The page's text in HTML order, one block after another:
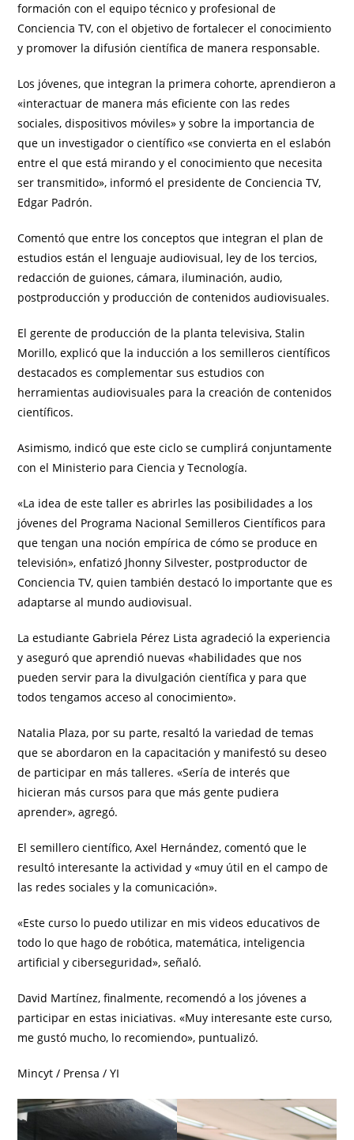
formación con el equipo técnico y profesional de
Conciencia TV, con el objetivo de fortalecer el conocimiento
y promover la difusión científica de manera responsable.
Los jóvenes, que integran la primera cohorte, aprendieron a
«interactuar de manera más eficiente con las redes
sociales, dispositivos móviles» y sobre la importancia de
que un investigador o científico «se convierta en el eslabón
entre el que está mirando y el conocimiento que necesita
ser transmitido», informó el presidente de Conciencia TV,
Edgar Padrón.
Comentó que entre los conceptos que integran el plan de
estudios están el lenguaje audiovisual, ley de los tercios,
redacción de guiones, cámara, iluminación, audio,
postproducción y producción de contenidos audiovisuales.
El gerente de producción de la planta televisiva, Stalin
Morillo, explicó que la inducción a los semilleros científicos
destacados es complementar sus estudios con
herramientas audiovisuales para la creación de contenidos
científicos.
Asimismo, indicó que este ciclo se cumplirá conjuntamente
con el Ministerio para Ciencia y Tecnología.
«La idea de este taller es abrirles las posibilidades a los
jóvenes del Programa Nacional Semilleros Científicos para
que tengan una noción empírica de cómo se produce en
televisión», enfatizó Jhonny Silvester, postproductor de
Conciencia TV, quien también destacó lo importante que es
adaptarse al mundo audiovisual.
La estudiante Gabriela Pérez Lista agradeció la experiencia
y aseguró que aprendió nuevas «habilidades que nos
pueden servir para la divulgación científica y para que
todos tengamos acceso al conocimiento».
Natalia Plaza, por su parte, resaltó la variedad de temas
que se abordaron en la capacitación y manifestó su deseo
de participar en más talleres. «Sería de interés que
hicieran más cursos para que más gente pudiera
aprender», agregó.
El semillero científico, Axel Hernández, comentó que le
resultó interesante la actividad y «muy útil en el campo de
las redes sociales y la comunicación».
«Este curso lo puedo utilizar en mis videos educativos de
todo lo que hago de robótica, matemática, inteligencia
artificial y ciberseguridad», señaló.
David Martínez, finalmente, recomendó a los jóvenes a
participar en estas iniciativas. «Muy interesante este curso,
me gustó mucho, lo recomiendo», puntualizó.
Mincyt / Prensa / YI